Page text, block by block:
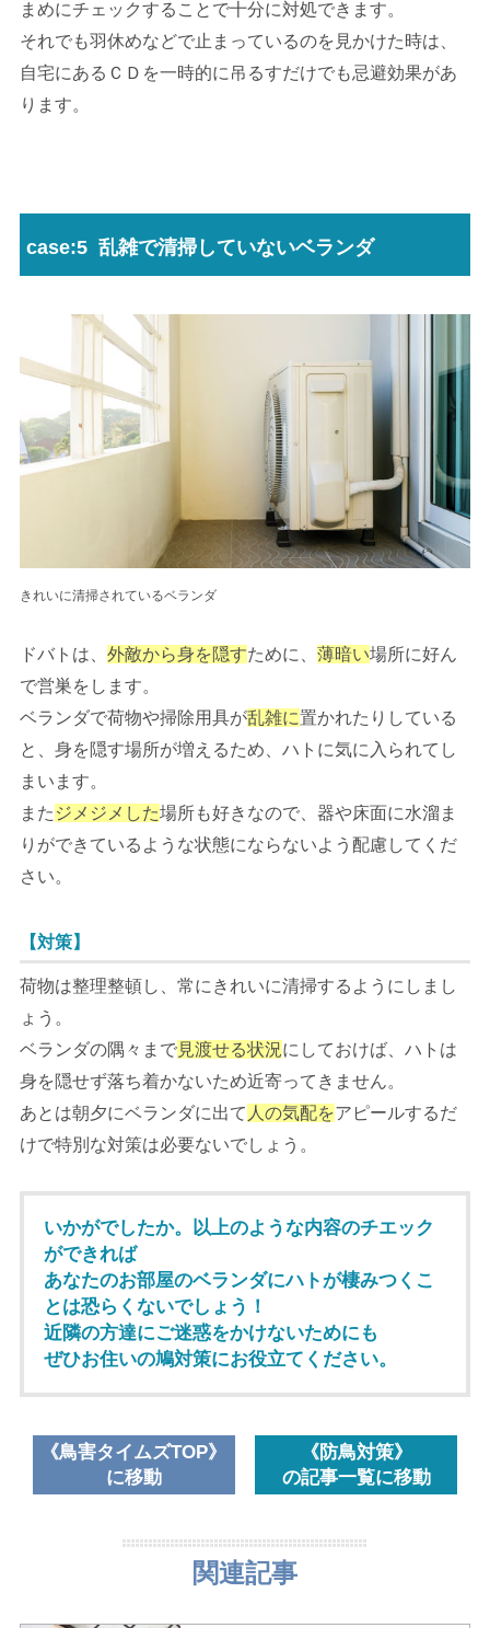
まめにチェックすることで十分に対処できます。
それでも羽休めなどで止まっているのを見かけた時は、
自宅にあるＣＤを一時的に吊るすだけでも忌避効果があ
ります。
case:5 乱雑で清掃していないベランダ
きれいに清掃されているベランダ
ドバトは、 外敵から身を隠すために、 薄暗い場所に好ん
で営巣をします。
ベランダで荷物や掃除用具が乱雑に置かれたりしている
と、身を隠す場所が増えるため、ハトに気に入られてし
まいます。
また ジメジメした場所も好きなので、器や床面に水溜ま
りができているような状態にならないよう配慮してくだ
さい。
【対策】
荷物は整理整頓し、常にきれいに清掃するようにしまし
ょう。
ベランダの隅々まで見渡せる状況にしておけば、ハトは
身を隠せず落ち着かないため近寄ってきません。
あとは朝夕にベランダに出て 人の気配をアピールするだ
けで特別な対策は必要ないでしょう。
いかがでしたか。以上のような内容のチエック
ができれば
あなたのお部屋のベランダにハトが棲みつくこ
とは恐らくないでしょう！
近隣の方達にご迷惑をかけないためにも
ぜひお住いの鳩対策にお役立てください。
鳥害タイムズTOP
に移動
防鳥対策
の記事一覧に移動
関連記事